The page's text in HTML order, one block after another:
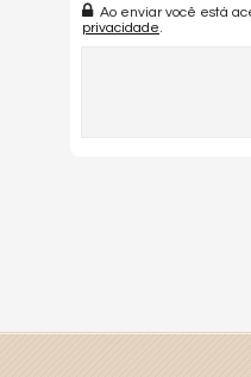
Ao enviar você está
privacidade